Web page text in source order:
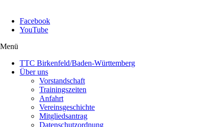
Facebook
YouTube
Menü
TTC Birkenfeld/Baden-Württemberg
Über uns
Vorstandschaft
Trainingszeiten
Anfahrt
Vereinsgeschichte
Mitgliedsantrag
Datenschutzordnung